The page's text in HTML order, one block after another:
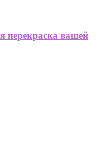
перекраска вашей